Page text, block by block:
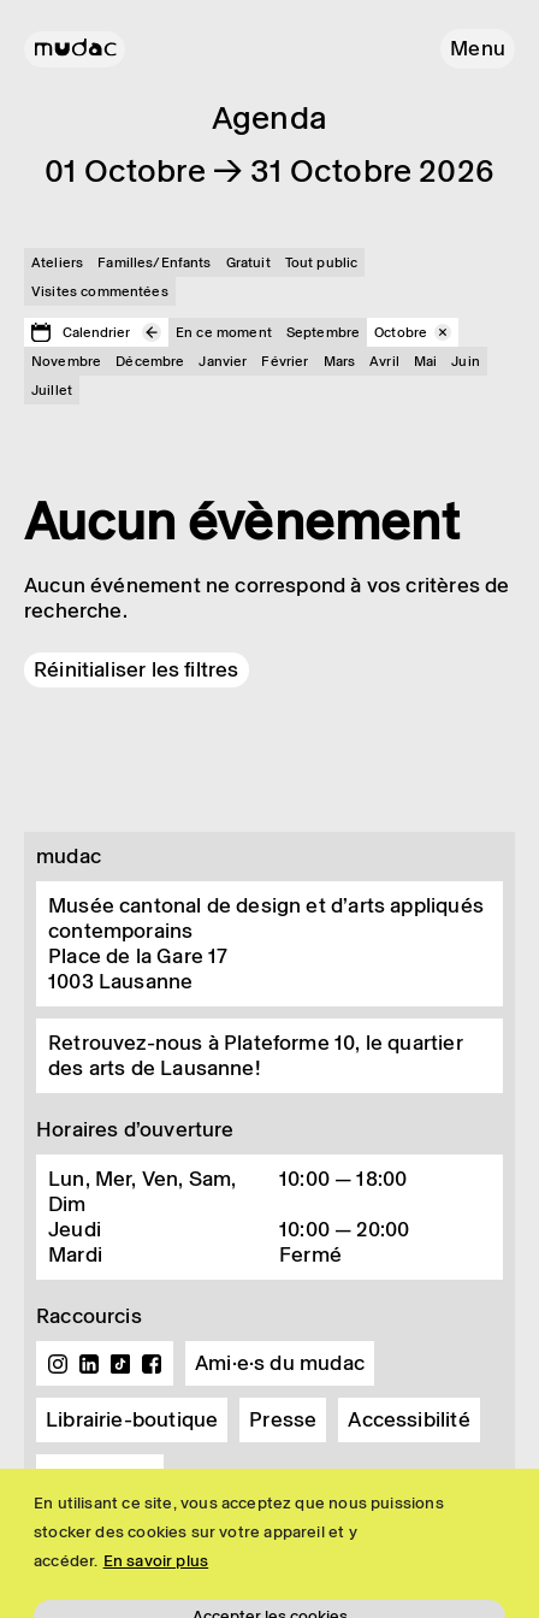
En utilisant ce site, vous acceptez que nous puissions
stocker des cookies sur votre appareil et y
accéder. En savoir plus
Menu
Agenda
01 Octobre → 31 Octobre 2026
Ateliers Familles/Enfants Gratuit
Tout public
Visites commentées
Calendrier En ce moment Septembre
Octobre
Novembre
Décembre Janvier Février Mars Avril Mai
Juin
Juillet
Aucun évènement
Aucun événement ne correspond à vos critères de
recherche.
Réinitialiser les filtres
mudac
Musée cantonal de design et d’arts appliqués
contemporains
Place de la Gare 17
1003 Lausanne
Retrouvez-nous à Plateforme 10, le quartier
des arts de Lausanne!
Horaires d’ouverture
Lun, Mer, Ven, Sam,
Dim
10:00 — 18:00
Jeudi
10:00 — 20:00
Mardi
Fermé
Raccourcis
Ami·e·s du mudac
Librairie-boutique Presse Accessibilité
Newsletter